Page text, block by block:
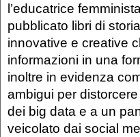
l’educatrice
pubblicato libri di
innovative e creative
informazioni in una
inoltre in evidenza
ambigui per
dei big data e a un
veicolato dai social